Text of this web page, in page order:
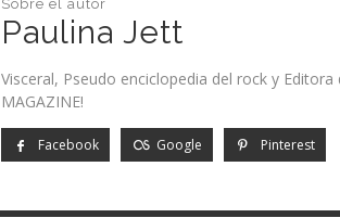
Sobre el autor
Paulina Jett
Visceral, Pseudo enciclopedia del rock y
MAGAZINE!
Facebook Google Pinterest